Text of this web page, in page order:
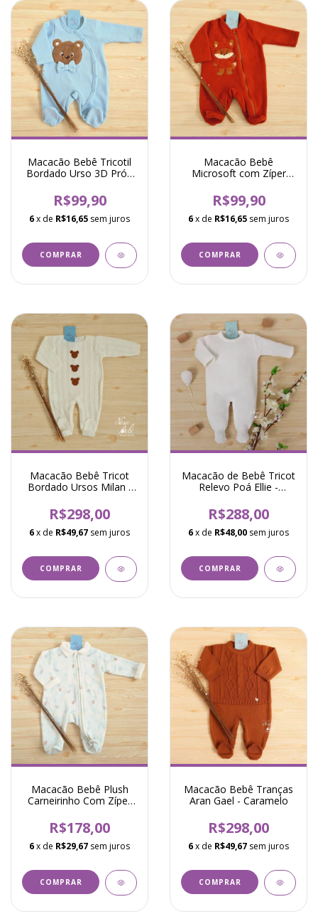
Macacão Bebê Tricotil
Bordado Urso 3D Pró -
R$99,90
6x de R$16,65 sem juros
COMPRAR
Macacão Bebê
Microsoft com Zíper
Ferrugem
R$99,90
6x de R$16,65 sem juros
COMPRAR
Macacão Bebê Tricot
Bordado Ursos Milan -
R$298,00
6x de R$49,67 sem juros
COMPRAR
Macacão de Bebê Tricot
Relevo Poá Ellie -
R$288,00
6x de R$48,00 sem juros
COMPRAR
Macacão Bebê Plush
Carneirinho Com Zíper
R$178,00
6x de R$29,67 sem juros
COMPRAR
Macacão Bebê Tranças
Aran Gael - Caramelo
R$298,00
6x de R$49,67 sem juros
COMPRAR